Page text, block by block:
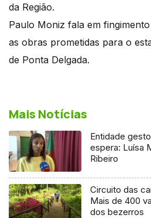
da Região.
Paulo Moniz fala em
as obras prometidas para o
de Ponta Delgada.
Mais Notícias
Entidade
espera: Luísa
Ribeiro
Circuito das
Mais de 400
dos bezerros